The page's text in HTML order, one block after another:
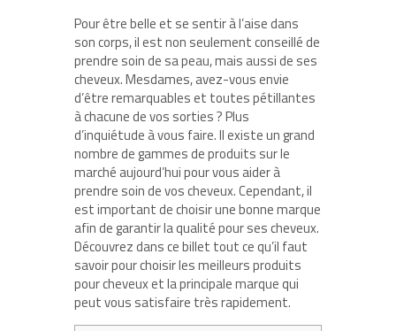
Pour être belle et se sentir à l’aise dans
son corps, il est non seulement conseillé de
prendre soin de sa peau, mais aussi de ses
cheveux. Mesdames, avez-vous envie
d’être remarquables et toutes pétillantes
à chacune de vos sorties ? Plus
d’inquiétude à vous faire. Il existe un grand
nombre de gammes de produits sur le
marché aujourd’hui pour vous aider à
prendre soin de vos cheveux. Cependant, il
est important de choisir une bonne marque
afin de garantir la qualité pour ses cheveux.
Découvrez dans ce billet tout ce qu’il faut
savoir pour choisir les meilleurs produits
pour cheveux et la principale marque qui
peut vous satisfaire très rapidement.